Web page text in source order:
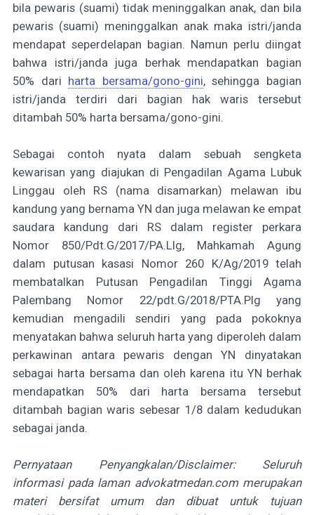
bila pewaris (suami) tidak meninggalkan anak, dan bila
pewaris (suami) meninggalkan anak maka istri/janda
mendapat seperdelapan bagian. Namun perlu diingat
bahwa istri/janda juga berhak mendapatkan bagian
50% dari harta bersama/gono-gini, sehingga bagian
istri/janda terdiri dari bagian hak waris tersebut
ditambah 50% harta bersama/gono-gini.
Sebagai contoh nyata dalam sebuah sengketa
kewarisan yang diajukan di Pengadilan Agama Lubuk
Linggau oleh RS (nama disamarkan) melawan ibu
kandung yang bernama YN dan juga melawan ke empat
saudara kandung dari RS dalam register perkara
Nomor 850/Pdt.G/2017/PA.Llg, Mahkamah Agung
dalam putusan kasasi Nomor 260 K/Ag/2019 telah
membatalkan Putusan Pengadilan Tinggi Agama
Palembang Nomor 22/pdt.G/2018/PTA.Plg yang
kemudian mengadili sendiri yang pada pokoknya
menyatakan bahwa seluruh harta yang diperoleh dalam
perkawinan antara pewaris dengan YN dinyatakan
sebagai harta bersama dan oleh karena itu YN berhak
mendapatkan 50% dari harta bersama tersebut
ditambah bagian waris sebesar 1/8 dalam kedudukan
sebagai janda.
Pernyataan Penyangkalan/Disclaimer: Seluruh
informasi pada laman advokatmedan.com merupakan
materi bersifat umum dan dibuat untuk tujuan